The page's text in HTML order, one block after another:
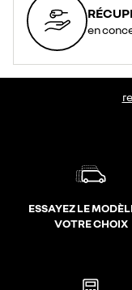
en
ESSAYEZ LE
VOTRE CHOIX